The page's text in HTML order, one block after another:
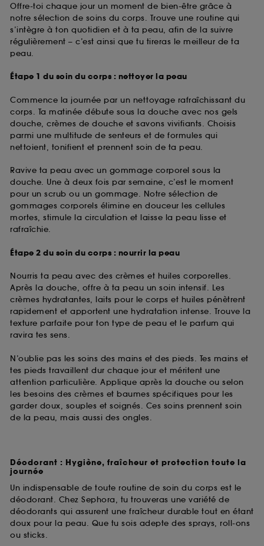
Offre-toi chaque jour un moment de bien-être grâce à
notre sélection de soins du corps. Trouve une routine qui
s’intègre à ton quotidien et à ta peau, afin de la suivre
régulièrement – c’est ainsi que tu tireras le meilleur de ta
peau.
Étape 1 du soin du corps : nettoyer la peau
Commence la journée par un nettoyage rafraîchissant du
corps. Ta matinée débute sous la douche avec nos gels
douche, crèmes de douche et savons vivifiants. Choisis
parmi une multitude de senteurs et de formules qui
nettoient, tonifient et prennent soin de ta peau.
Ravive ta peau avec un gommage corporel sous la
douche. Une à deux fois par semaine, c’est le moment
pour un scrub ou un gommage. Notre sélection de
gommages corporels élimine en douceur les cellules
mortes, stimule la circulation et laisse la peau lisse et
rafraîchie.
Étape 2 du soin du corps : nourrir la peau
Nourris ta peau avec des crèmes et huiles corporelles.
Après la douche, offre à ta peau un soin intensif. Les
crèmes hydratantes, laits pour le corps et huiles pénètrent
rapidement et apportent une hydratation intense. Trouve la
texture parfaite pour ton type de peau et le parfum qui
ravira tes sens.
N’oublie pas les soins des mains et des pieds. Tes mains et
tes pieds travaillent dur chaque jour et méritent une
attention particulière. Applique après la douche ou selon
les besoins des crèmes et baumes spécifiques pour les
garder doux, souples et soignés. Ces soins prennent soin
de la peau, mais aussi des ongles.
Déodorant : Hygiène, fraîcheur et protection toute la
journée
Un indispensable de toute routine de soin du corps est le
déodorant. Chez Sephora, tu trouveras une variété de
déodorants qui assurent une fraîcheur durable tout en étant
doux pour la peau. Que tu sois adepte des sprays, roll-ons
ou sticks.